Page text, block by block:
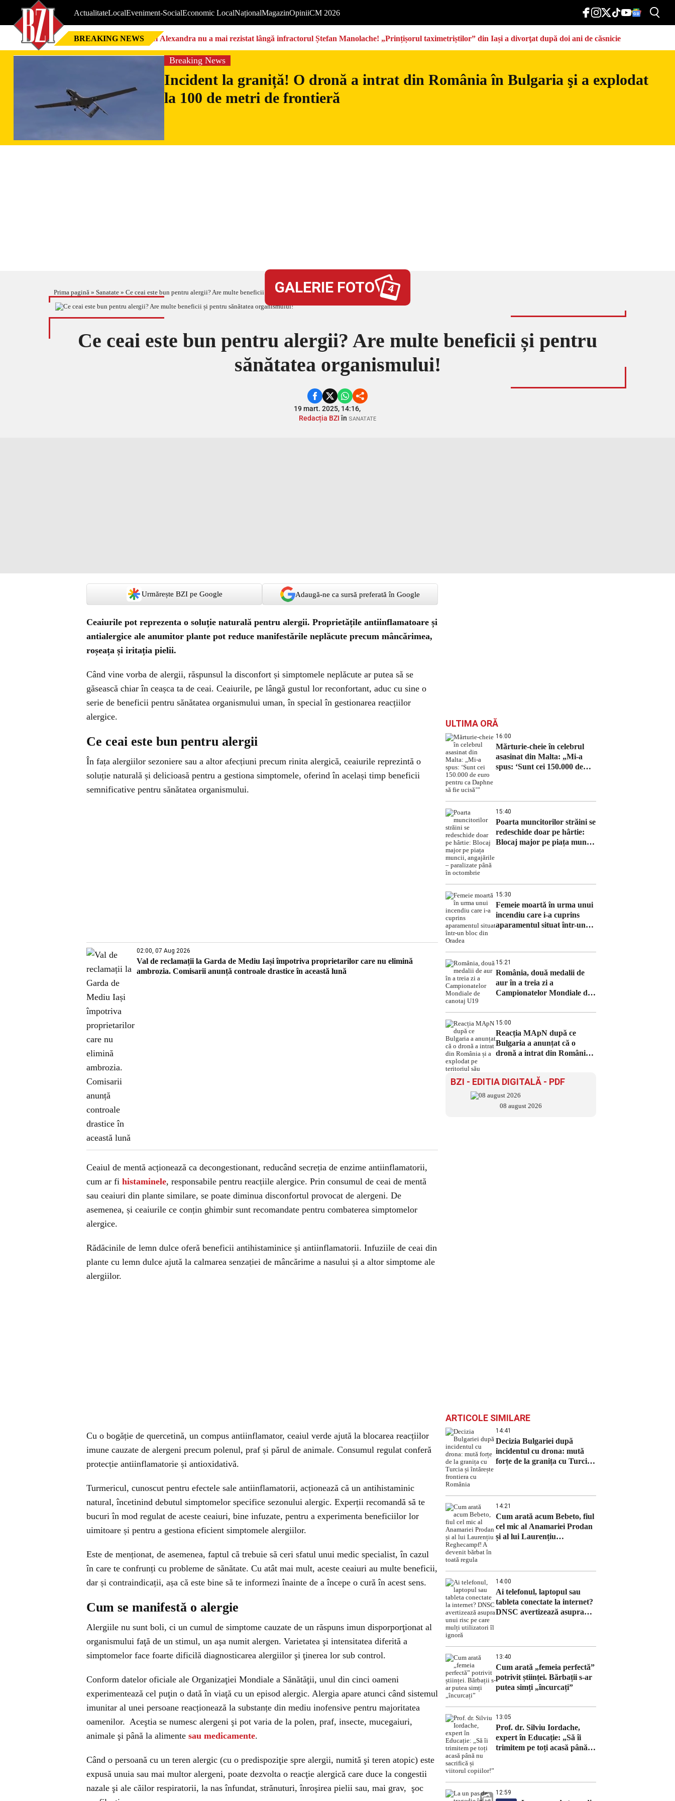
ActualitateLocalEveniment-SocialEconomic LocalNaționalMagazinOpiniiCM 2026
BREAKING NEWS Nici Alexandra nu a mai rezistat lângă infractorul Ștefan Manolache! „Prințișorul taximetriștilor” din Iași a divorţat după doi ani de căsnicie
Breaking News
Incident la graniță! O dronă a intrat din România în Bulgaria şi a explodat
la 100 de metri de frontieră
Prima pagină » Sanatate » Ce ceai este bun pentru alergii? Are multe beneficii și pentru sănătatea organismului!
GALERIE FOTO 4
Ce ceai este bun pentru alergii? Are multe beneficii și pentru
sănătatea organismului!
19 mart. 2025, 14:16,
Redacția BZIîn SANATATE
Urmărește BZI pe Google Adaugă-ne ca sursă preferată în Google
Ceaiurile pot reprezenta o soluție naturală pentru alergii. Proprietățile antiinflamatoare și
antialergice ale anumitor plante pot reduce manifestările neplăcute precum mâncărimea,
roșeața și iritația pielii.
Când vine vorba de alergii, răspunsul la disconfort și simptomele neplăcute ar putea să se
găsească chiar în ceașca ta de ceai. Ceaiurile, pe lângă gustul lor reconfortant, aduc cu sine o
serie de beneficii pentru sănătatea organismului uman, în special în gestionarea reacțiilor
alergice.
Ce ceai este bun pentru alergii
În fața alergiilor sezoniere sau a altor afecțiuni precum rinita alergică, ceaiurile reprezintă o
soluție naturală și delicioasă pentru a gestiona simptomele, oferind în același timp beneficii
semnificative pentru sănătatea organismului.
02:00, 07 Aug 2026
Val de reclamații la Garda de Mediu Iași împotriva proprietarilor care nu elimină
ambrozia. Comisarii anunță controale drastice în această lună
Ceaiul de mentă acționează ca decongestionant, reducând secreția de enzime antiinflamatorii,
cum ar fi histaminele, responsabile pentru reacțiile alergice. Prin consumul de ceai de mentă
sau ceaiuri din plante similare, se poate diminua disconfortul provocat de alergeni. De
asemenea, și ceaiurile ce conțin ghimbir sunt recomandate pentru combaterea simptomelor
alergice.
Rădăcinile de lemn dulce oferă beneficii antihistaminice și antiinflamatorii. Infuziile de ceai din
plante cu lemn dulce ajută la calmarea senzației de mâncărime a nasului și a altor simptome ale
alergiilor.
Cu o bogăție de quercetină, un compus antiinflamator, ceaiul verde ajută la blocarea reacțiilor
imune cauzate de alergeni precum polenul, praf și părul de animale. Consumul regulat conferă
protecție antiinflamatorie și antioxidativă.
Turmericul, cunoscut pentru efectele sale antiinflamatorii, acționează că un antihistaminic
natural, încetinind debutul simptomelor specifice sezonului alergic. Experții recomandă să te
bucuri în mod regulat de aceste ceaiuri, bine infuzate, pentru a experimenta beneficiilor lor
uimitoare și pentru a gestiona eficient simptomele alergiilor.
Este de menționat, de asemenea, faptul că trebuie să ceri sfatul unui medic specialist, în cazul
în care te confrunți cu probleme de sănătate. Cu atât mai mult, aceste ceaiuri au multe beneficii,
dar și contraindicații, așa că este bine să te informezi înainte de a începe o cură în acest sens.
Cum se manifestă o alergie
Alergiile nu sunt boli, ci un cumul de simptome cauzate de un răspuns imun disporporţionat al
organismului faţă de un stimul, un aşa numit alergen. Varietatea şi intensitatea diferită a
simptomelor face foarte dificilă diagnosticarea alergiilor şi ţinerea lor sub control.
Conform datelor oficiale ale Organizaţiei Mondiale a Sănătăţii, unul din cinci oameni
experimentează cel puţin o dată în viaţă cu un episod alergic. Alergia apare atunci când sistemul
imunitar al unei persoane reacționează la substanțe din mediu inofensive pentru majoritatea
oamenilor. Aceştia se numesc alergeni şi pot varia de la polen, praf, insecte, mucegaiuri,
animale şi până la alimente sau medicamente.
Când o persoană cu un teren alergic (cu o predispoziţie spre alergii, numită şi teren atopic) este
expusă unuia sau mai multor alergeni, poate dezvolta o reacţie alergică care duce la congestii
nazale şi ale căilor respiratorii, la nas înfundat, strănuturi, înroşirea pielii sau, mai grav, şoc
ULTIMA ORĂ
16:00
Mărturie-cheie în celebrul
asasinat din Malta: „Mi-a
spus: ‘Sunt cei 150.000 de
15:40
Poarta muncitorilor străini se
redeschide doar pe hârtie:
Blocaj major pe piața muncii,
15:30
Femeie moartă în urma unui
incendiu care i-a cuprins
aparamentul situat într-un
15:21
România, două medalii de
aur în a treia zi a
Campionatelor Mondiale de
15:00
Reacția MApN după ce
Bulgaria a anunțat că o
dronă a intrat din România
BZI - EDITIA DIGITALĂ - PDF
08 august 2026
ARTICOLE SIMILARE
14:41
Decizia Bulgariei după
incidentul cu drona: mută
forțe de la granița cu Turcia
14:21
Cum arată acum Bebeto, fiul
cel mic al Anamariei Prodan
și al lui Laurențiu
14:00
Ai telefonul, laptopul sau
tableta conectate la internet?
DNSC avertizează asupra
13:40
Cum arată „femeia perfectă”
potrivit științei. Bărbații s-ar
putea simți „încurcați”
13:05
Prof. dr. Silviu Iordache,
expert în Educație: „Să îi
trimitem pe toți acasă până
12:59